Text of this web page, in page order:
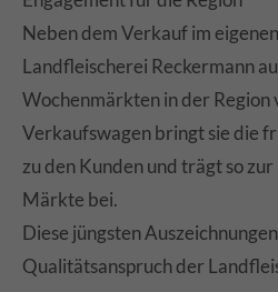
Neben dem Verkauf im
Landfleischerei Reckermann
Wochenmärkten in der
Verkaufswagen bringt sie die
zu den Kunden und trägt so
Märkte bei.
Diese jüngsten
Qualitätsanspruch der